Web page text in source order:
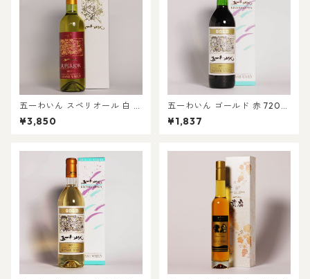
五一わいん スペリオール 白 7
20ml
¥3,850
五一わいん ゴールド 赤 720m
l¥1,837